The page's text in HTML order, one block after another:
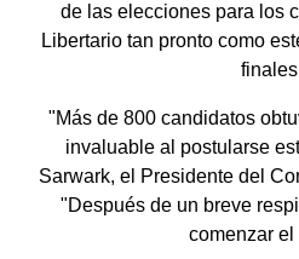
de las elecciones para los
Libertario tan pronto como
"Más de 800 candidatos
invaluable al postularse
Sarwark, el Presidente del
"Después de un breve
comenzar el